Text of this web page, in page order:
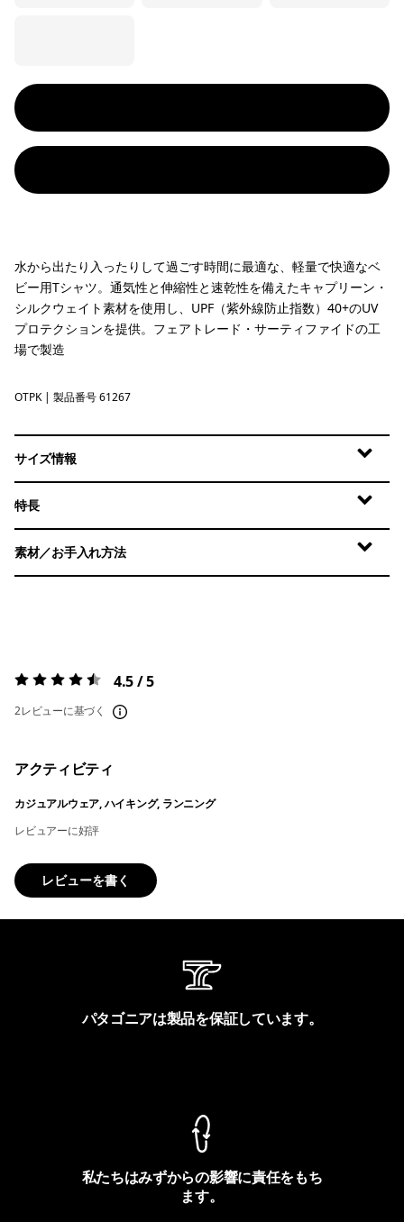
水から出たり入ったりして過ごす時間に最適な、軽量で快適なベ
ビー用Tシャツ。通気性と伸縮性と速乾性を備えたキャプリーン・
シルクウェイト素材を使用し、UPF（紫外線防止指数）40+のUV
プロテクションを提供。フェアトレード・サーティファイドの工
場で製造
'95 Oval Logo Tropiclimb: Pickled Pink
OTPK | 製品番号 61267
サイズ情報
特長
素材／お手入れ方法
評価:4.5 / 5 4.5 / 5
2レビューに基づく
アクティビティ
カジュアルウェア, ハイキング, ランニング
レビュアーに好評
レビューを書く
パタゴニアは製品を保証しています。
私たちはみずからの影響に責任をもち
ます。